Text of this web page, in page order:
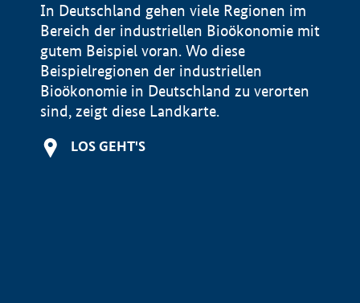
In Deutschland gehen viele Regionen im
Bereich der industriellen Bioökonomie mit
gutem Beispiel voran. Wo diese
Beispielregionen der industriellen
Bioökonomie in Deutschland zu verorten
sind, zeigt diese Landkarte.
LOS GEHT'S